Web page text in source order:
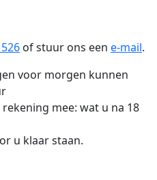
of stuur ons een e-mail.
voor morgen kunnen
mee: wat u na 18
u klaar staan.